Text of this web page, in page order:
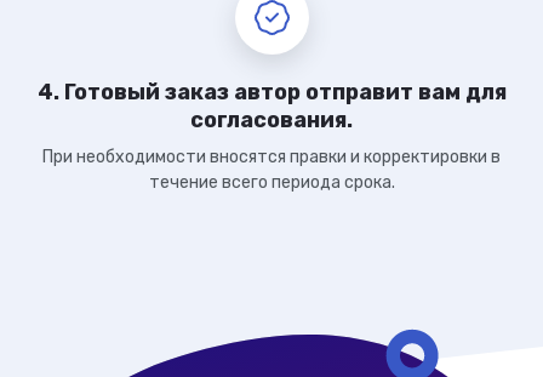
4. Готовый заказ автор отправит вам для
согласования.
При необходимости вносятся правки и корректировки в
течение всего периода срока.